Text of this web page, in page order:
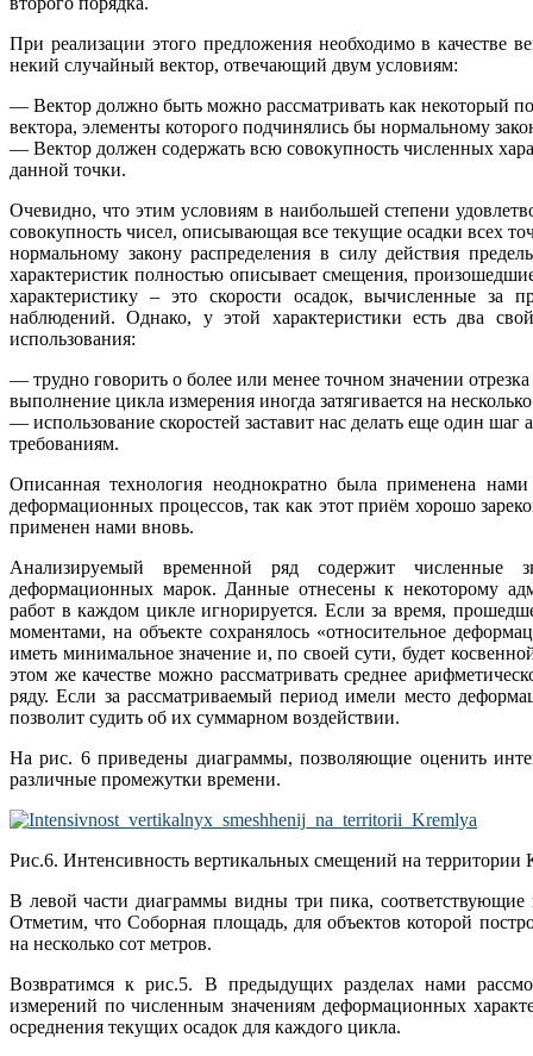
При реализации этого предложения необходимо в качестве
некий случайный вектор, отвечающий двум условиям:
— Вектор должно быть можно рассматривать как некоторый
вектора, элементы которого подчинялись бы нормальному
— Вектор должен содержать всю совокупность численных
данной точки.
Очевидно, что этим условиям в наибольшей степени
совокупность чисел, описывающая все текущие осадки всех
нормальному закону распределения в силу действия
характеристик полностью описывает смещения,
характеристику – это скорости осадок, вычисленные
наблюдений. Однако, у этой характеристики есть два
использования:
— трудно говорить о более или менее точном значении
выполнение цикла измерения иногда затягивается на
— использование скоростей заставит нас делать еще один
требованиям.
Описанная технология неоднократно была применена
деформационных процессов, так как этот приём хорошо
применен нами вновь.
Анализируемый временной ряд содержит численные
деформационных марок. Данные отнесены к некоторому
работ в каждом цикле игнорируется. Если за время,
моментами, на объекте сохранялось «относительное
иметь минимальное значение и, по своей сути, будет
этом же качестве можно рассматривать среднее
ряду. Если за рассматриваемый период имели место
позволит судить об их суммарном воздействии.
На рис. 6 приведены диаграммы, позволяющие оценить
различные промежутки времени.
Рис.6. Интенсивность вертикальных смещений на территории
В левой части диаграммы видны три пика, соответствующие
Отметим, что Соборная площадь, для объектов которой
на несколько сот метров.
Возвратимся к рис.5. В предыдущих разделах нами
измерений по численным значениям деформационных
осреднения текущих осадок для каждого цикла.